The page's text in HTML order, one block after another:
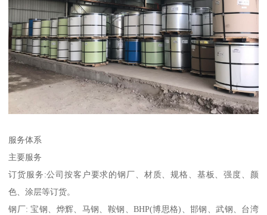
服务体系
主要服务
订货服务:公司按客户要求的钢厂、材质、规格、基板、强度、颜
色、涂层等订货。
钢厂: 宝钢、烨辉、马钢、鞍钢、BHP(博思格)、邯钢、武钢、台湾